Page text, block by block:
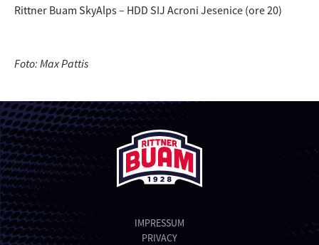
Rittner Buam SkyAlps – HDD SIJ Acroni Jesenice (ore 20)
Foto: Max Pattis
IMPRESSUM
PRIVACY